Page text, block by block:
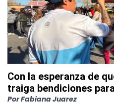
Con la esperanza de
traiga bendiciones
PorFabiana Juarez